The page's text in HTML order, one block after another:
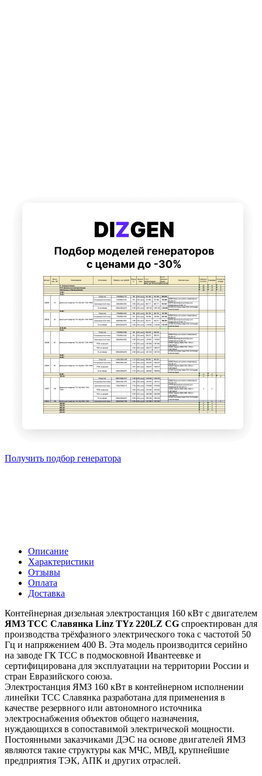
Получить подбор генератора
Описание
Характеристики
Отзывы
Оплата
Доставка
Контейнерная дизельная электростанция 160 кВт с двигателем
ЯМЗ ТСС Славянка Linz TYz 220LZ CG спроектирован для
производства трёхфазного электрического тока с частотой 50
Гц и напряжением 400 В. Эта модель производится серийно
на заводе ГК ТСС в подмосковной Ивантеевке и
сертифицирована для эксплуатации на территории России и
стран Евразийского союза.
Электростанция ЯМЗ 160 кВт в контейнерном исполнении
линейки ТСС Славянка разработана для применения в
качестве резервного или автономного источника
электроснабжения объектов общего назначения,
нуждающихся в сопоставимой электрической мощности.
Постоянными заказчиками ДЭС на основе двигателей ЯМЗ
являются такие структуры как МЧС, МВД, крупнейшие
предприятия ТЭК, АПК и других отраслей.